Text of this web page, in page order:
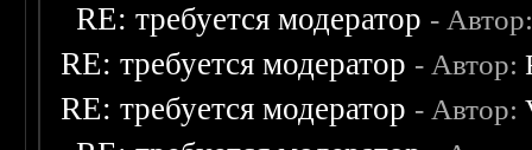
RE: требуется модератор -
RE: требуется модератор - Автор:
RE: требуется модератор - Автор: